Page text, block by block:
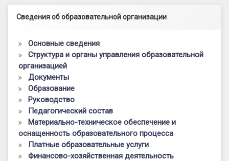
Левый сайдбар
Сведения об образовательной организации
Основные сведения
Структура и органы управления образовательной
организацией
Документы
Образование
Руководство
Педагогический состав
Материально-техническое обеспечение и
оснащенность образовательного процесса
Платные образовательные услуги
Финансово-хозяйственная деятельность